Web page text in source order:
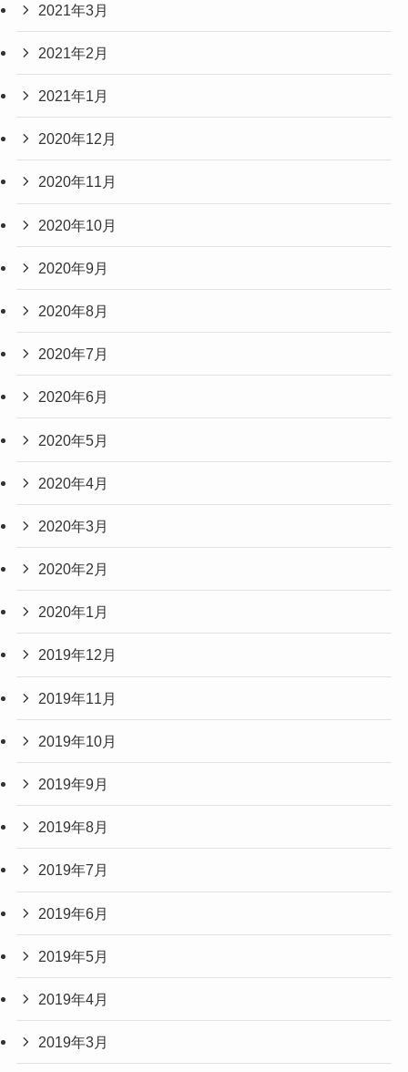
2021年3月
2021年2月
2021年1月
2020年12月
2020年11月
2020年10月
2020年9月
2020年8月
2020年7月
2020年6月
2020年5月
2020年4月
2020年3月
2020年2月
2020年1月
2019年12月
2019年11月
2019年10月
2019年9月
2019年8月
2019年7月
2019年6月
2019年5月
2019年4月
2019年3月